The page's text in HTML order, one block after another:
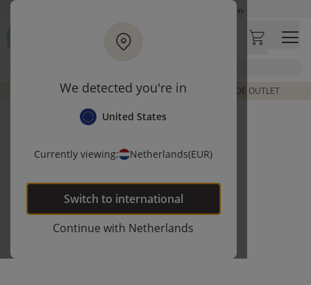
We detected you're in
United States
Currently viewing: Netherlands(EUR)
Switch to international
Continue with Netherlands
Ga naar hoofdinhoudOp werkdagen besteld, zelfde dag verzonden
Let op: vertraging bij PostNL. Levering duurt mogelijk langer
Bezoek onze concept store
DE LAATSTE ITEMS UIT VORIGE COLLECTIES | SHOP DE OUTLET